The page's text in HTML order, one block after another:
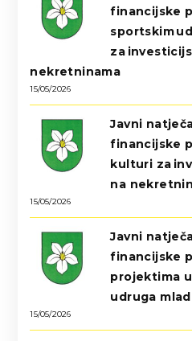
financijske
sportskim
za
nekretninama
15/05/2026
Javni
financijske
kulturi za
na
15/05/2026
Javni
financijske
projektima
udruga
15/05/2026